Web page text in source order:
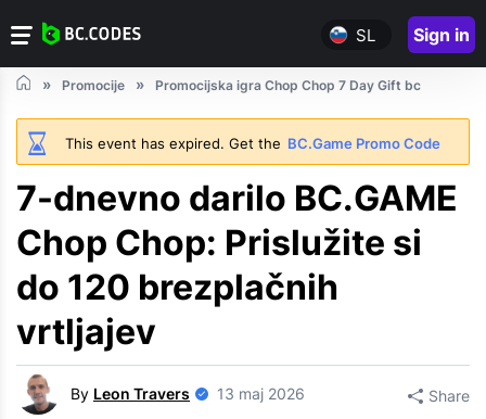
SL Sign in
Promocije Promocijska igra Chop Chop 7 Day Gift bc
This event has expired. Get the BC.Game Promo Code
7-dnevno darilo BC.GAME
Chop Chop: Prislužite si
do 120 brezplačnih
vrtljajev
By Leon Travers 13 maj 2026 Share